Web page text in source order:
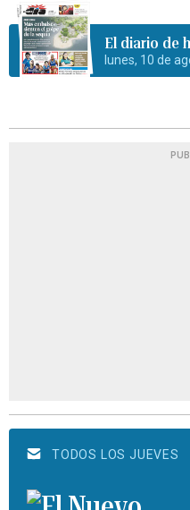
El diario de
lunes, 10 de
TODOS LOS JUEVES